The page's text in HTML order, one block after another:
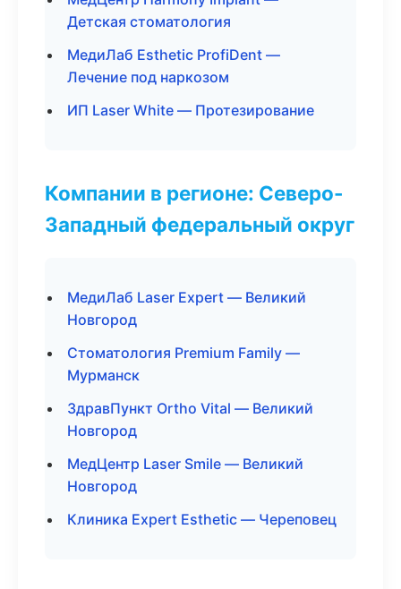
Детская стоматология
МедиЛаб Esthetic ProfiDent —
Лечение под наркозом
ИП Laser White — Протезирование
Компании в регионе: Северо-
Западный федеральный округ
МедиЛаб Laser Expert — Великий
Новгород
Стоматология Premium Family —
Мурманск
ЗдравПункт Ortho Vital — Великий
Новгород
МедЦентр Laser Smile — Великий
Новгород
Клиника Expert Esthetic — Череповец